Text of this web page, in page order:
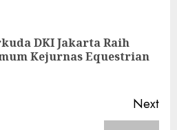
DKI Jakarta Raih
Kejurnas Equestrian
Next